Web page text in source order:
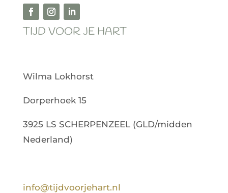
TIJD VOOR JE HART
Wilma Lokhorst
Dorperhoek 15
3925 LS SCHERPENZEEL (GLD/midden
Nederland)
info@tijdvoorjehart.nl